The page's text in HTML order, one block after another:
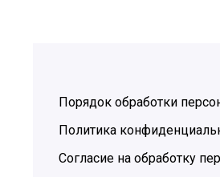
Порядок обработки
Политика
Согласие на обработку